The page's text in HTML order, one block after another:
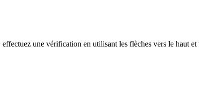
une vérification en utilisant les flèches vers le haut